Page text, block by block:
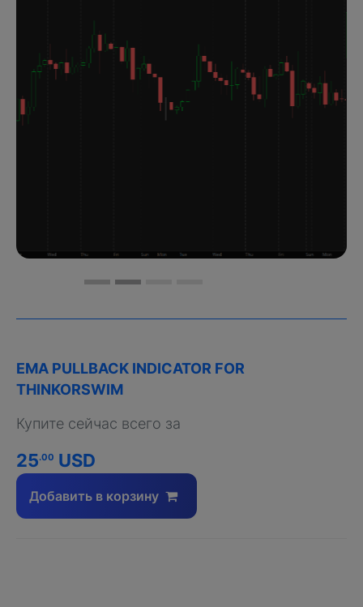
EMA PULLBACK INDICATOR FOR
THINKORSWIM
Купите сейчас всего за
25.00 USD
Добавить в корзину